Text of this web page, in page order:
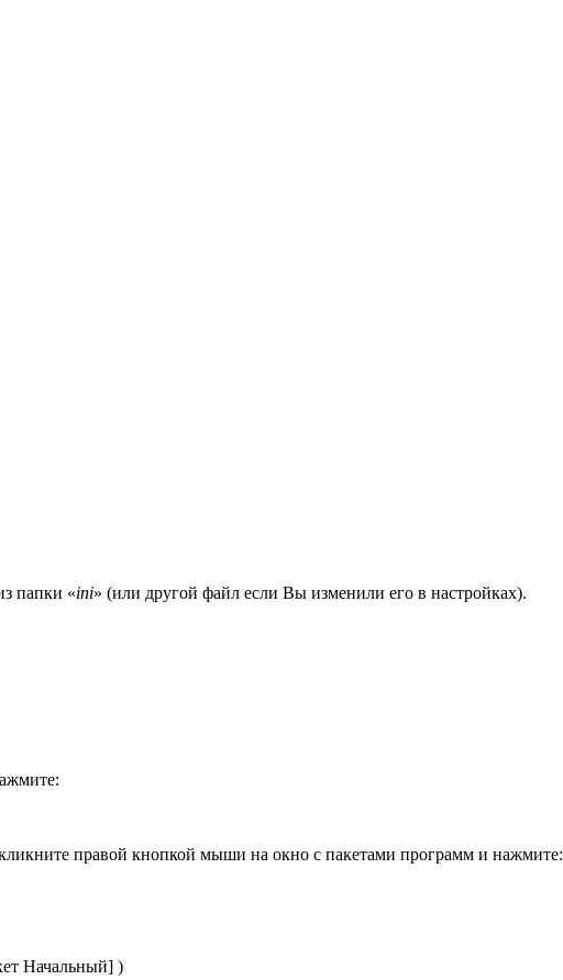
папки «ini» (или другой файл если Вы изменили его в настройках).
правой кнопкой мыши на окно с пакетами программ и нажмите:
Начальный] )